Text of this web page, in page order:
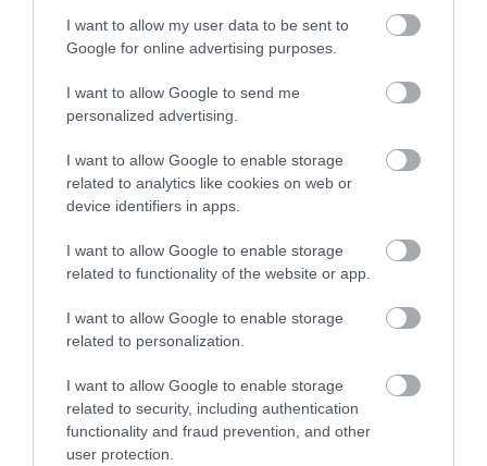
I want to allow my user data to be sent to
Google for online advertising purposes.
I want to allow Google to send me
personalized advertising.
I want to allow Google to enable storage
related to analytics like cookies on web or
device identifiers in apps.
I want to allow Google to enable storage
related to functionality of the website or app.
I want to allow Google to enable storage
related to personalization.
I want to allow Google to enable storage
related to security, including authentication
functionality and fraud prevention, and other
user protection.
Starp astoņām
labākajām Eiropā!
Latvijas U-18 izlase
zaudējumu Itālijai
Sāpīgs zaudējums
pusfinālā –
priekšā cīņa par “Elite 16”
bronzu
Trīs setu drāma ar laimīgām beigām!
Graudiņa/Samoilova sasniedz “Elite 16”
finālu
Ļebedevs pēc “Grand Prix” Rīgā neslēpj
vilšanos: “Mājās finālam bija jābūt kā
minimums”
FOTO. “Red Bull Showrun Village” aicina
iepazīt gaidāmā šova tehniku, sacensties